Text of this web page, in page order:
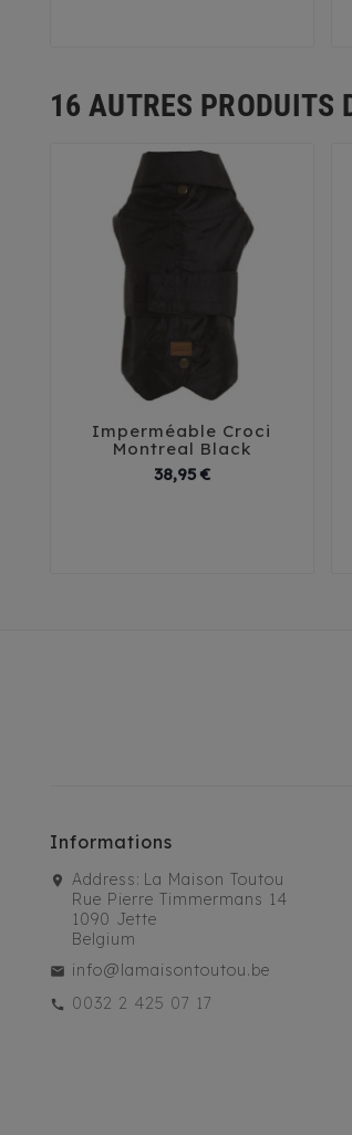
16 AUTRES PRODUITS
  
Imperméable Croci
Montreal Black
38,95 €Prix
Informations
Address: La Maison Toutou
Rue Pierre Timmermans 14
1090 Jette
Belgium
info@lamaisontoutou.be
0032 2 425 07 17